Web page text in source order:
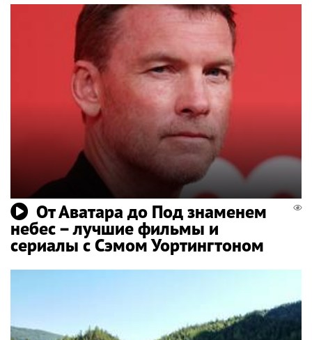
От Аватара до Под знаменем
небес – лучшие фильмы и
сериалы с Сэмом Уортингтоном